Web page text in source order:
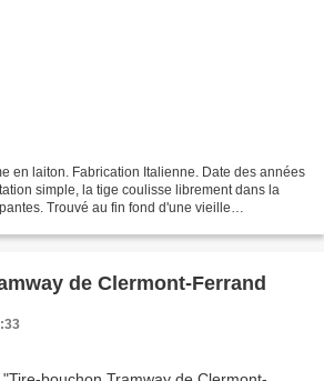
en laiton. Fabrication Italienne. Date des années
simple, la tige coulisse librement dans la
Trouvé au fin fond d'une vieille
de Clermont-Ferrand